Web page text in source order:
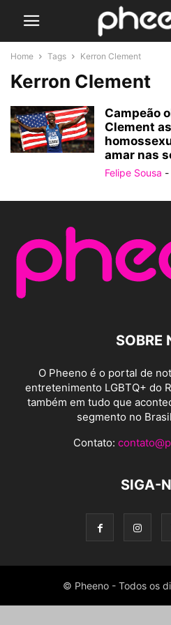
Home Tags Kerron Clement
Kerron Clement
Campeão
Clement
amar nas
Felipe Sousa -
SOBRE
O Pheeno é o portal de
entretenimento LGBTQ+ do
também em tudo que
segmento no
Contato:
SIGA-
© Pheeno - Todos os